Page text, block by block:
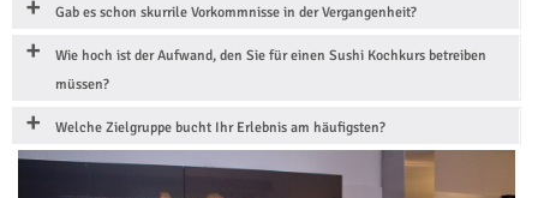
Gab es schon skurrile Vorkommnisse in der Vergangenheit?
Wie hoch ist der Aufwand, den Sie für einen Sushi Kochkurs betreiben
müssen?
Welche Zielgruppe bucht Ihr Erlebnis am häufigsten?